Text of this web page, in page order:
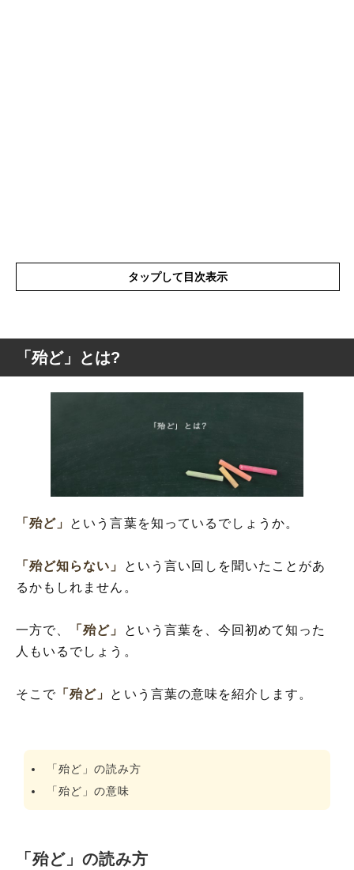
タップして目次表示
「殆ど」とは?
「殆ど」とは?
「殆ど」 という言葉を知っているでしょうか。
「殆ど知らない」
という言い回しを聞いたことがあ
るかもしれません。
一方で、 「殆ど」
という言葉を、今回初めて知った
人もいるでしょう。
そこで 「殆ど」 という言葉の意味を紹介します。
「殆ど」の読み方
「殆ど」の意味
「殆ど」の読み方